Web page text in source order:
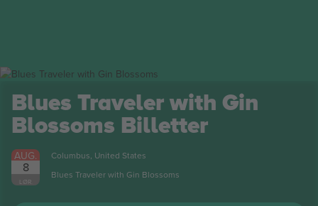
with Gin
Billetter
United States
Traveler with Gin Blossoms